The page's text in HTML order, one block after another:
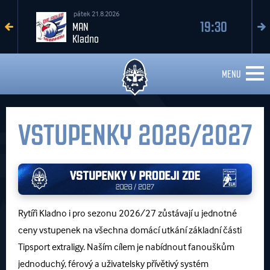
pátek 21.8.2026
MAN
Kladno
19:30
MENU
VSTUPENKY 2026/2027
Rytíři Kladno i pro sezonu 2026/27 zůstávají u jednotné
ceny vstupenek na všechna domácí utkání základní části
Tipsport extraligy. Naším cílem je nabídnout fanouškům
jednoduchý, férový a uživatelsky přívětivý systém